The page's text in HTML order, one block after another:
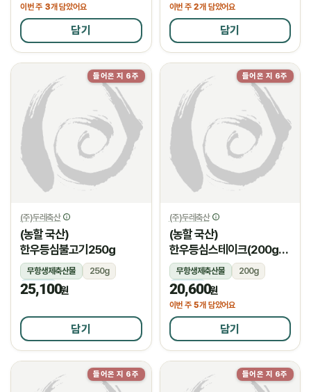
이번 주 3개 담았어요
담기
이번 주 2개 담았어요
담기
들어온 지 6주
(주)두레축산
(농할 국산)
한우등심불고기250g
무항생제축산물
250g
냉장
25,100원
담기
들어온 지 6주
(주)두레축산
(농할 국산)
한우등심스테이크(200g/
암소)
무항생제축산물
200g
냉장
20,600원
이번 주 5개 담았어요
담기
들어온 지 6주 들어온 지 6주